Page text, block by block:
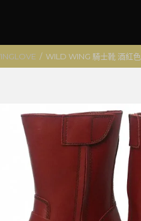
/ WILD WING 騎士靴 酒紅色